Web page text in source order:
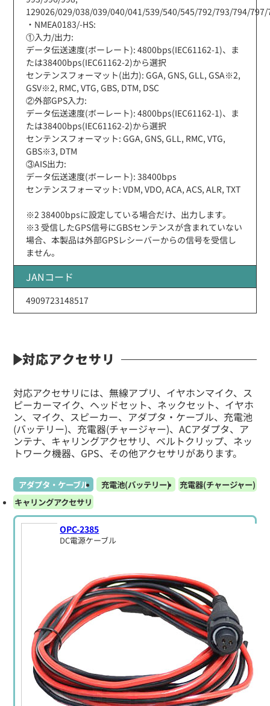
129026/029/038/039/040/041/539/540/545/792/793/794/
・NMEA0183/-HS:
①入力/出力:
データ伝送速度(ボーレート): 4800bps(IEC61162-1)、ま
たは38400bps(IEC61162-2)から選択
センテンスフォーマット(出力): GGA, GNS, GLL, GSA※2,
GSV※2, RMC, VTG, GBS, DTM, DSC
②外部GPS入力:
データ伝送速度(ボーレート): 4800bps(IEC61162-1)、ま
たは38400bps(IEC61162-2)から選択
センテンスフォーマット: GGA, GNS, GLL, RMC, VTG,
GBS※3, DTM
③AIS出力:
データ伝送速度(ボーレート): 38400bps
センテンスフォーマット: VDM, VDO, ACA, ACS, ALR, TXT
※2 38400bpsに設定している場合だけ、出力します。
※3 受信したGPS信号にGBSセンテンスが含まれていない
場合、本製品は外部GPSレシーバーからの信号を受信し
ません。
JANコード
4909723148517
対応アクセサリ
対応アクセサリには、無線アプリ、イヤホンマイク、ス
ピーカーマイク、ヘッドセット、ネックセット、イヤホ
ン、マイク、スピーカー、アダプタ・ケーブル、充電池
(バッテリー)、充電器(チャージャー)、ACアダプタ、ア
ンテナ、キャリングアクセサリ、ベルトクリップ、ネッ
トワーク機器、GPS、その他アクセサリがあります。
アダプタ・ケーブル 充電池(バッテリー)
充電器(チャージャー)
キャリングアクセサリ
OPC-2385
DC電源ケーブル